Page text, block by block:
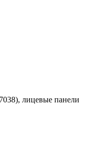
лицевые панели